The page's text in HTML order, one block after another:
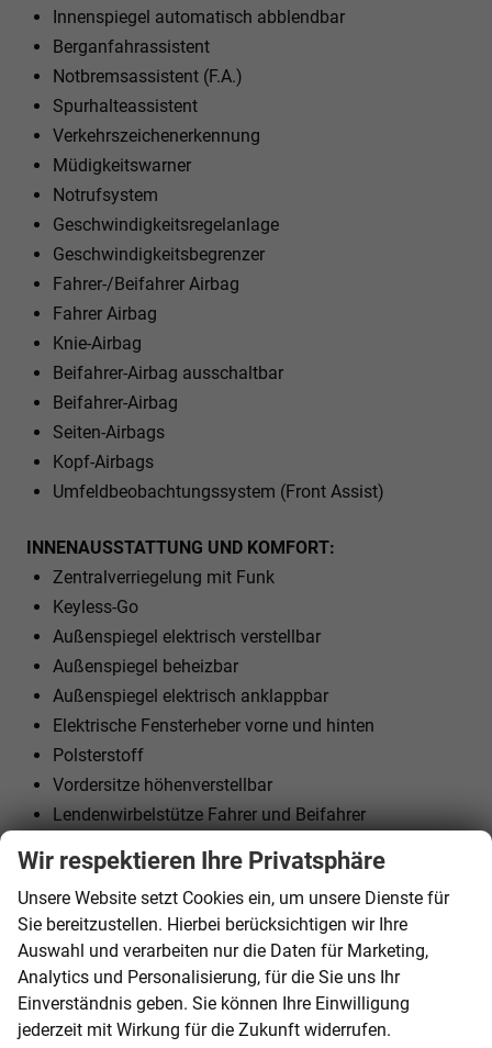
Innenspiegel automatisch abblendbar
Berganfahrassistent
Notbremsassistent (F.A.)
Spurhalteassistent
Verkehrszeichenerkennung
Müdigkeitswarner
Notrufsystem
Geschwindigkeitsregelanlage
Geschwindigkeitsbegrenzer
Fahrer-/Beifahrer Airbag
Fahrer Airbag
Knie-Airbag
Beifahrer-Airbag ausschaltbar
Beifahrer-Airbag
Seiten-Airbags
Kopf-Airbags
Umfeldbeobachtungssystem (Front Assist)
INNENAUSSTATTUNG UND KOMFORT:
Zentralverriegelung mit Funk
Keyless-Go
Außenspiegel elektrisch verstellbar
Außenspiegel beheizbar
Außenspiegel elektrisch anklappbar
Elektrische Fensterheber vorne und hinten
Polsterstoff
Vordersitze höhenverstellbar
Lendenwirbelstütze Fahrer und Beifahrer
Kindersitzvorbereitung (ISOFIX)
Rücksitzbank teilbar
Lenkrad höhenverstellbar
Lenkradheizung
EXTRAS:
Wir respektieren Ihre Privatsphäre
Unsere Website setzt Cookies ein, um unsere Dienste für
Sie bereitzustellen. Hierbei berücksichtigen wir Ihre
Auswahl und verarbeiten nur die Daten für Marketing,
Analytics und Personalisierung, für die Sie uns Ihr
Einverständnis geben. Sie können Ihre Einwilligung
jederzeit mit Wirkung für die Zukunft widerrufen.